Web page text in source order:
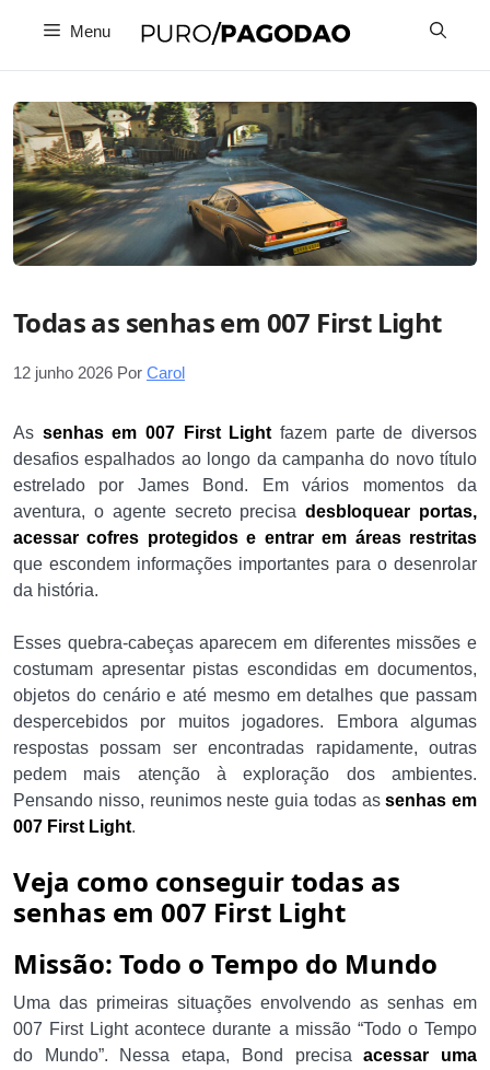
Menu
Todas as senhas em 007 First Light
12 junho 2026 Por Carol
As senhas em 007 First Light fazem parte de diversos
desafios espalhados ao longo da campanha do novo título
estrelado por James Bond. Em vários momentos da
aventura, o agente secreto precisadesbloquear portas,
acessar cofres protegidos e entrar em áreas restritas
que escondem informações importantes para o desenrolar
da história.
Esses quebra-cabeças aparecem em diferentes missões e
costumam apresentar pistas escondidas em documentos,
objetos do cenário e até mesmo em detalhes que passam
despercebidos por muitos jogadores. Embora algumas
respostas possam ser encontradas rapidamente, outras
pedem mais atenção à exploração dos ambientes.
Pensando nisso, reunimos neste guia todas assenhas em
007 First Light.
Veja como conseguir todas as
senhas em 007 First Light
Missão: Todo o Tempo do Mundo
Uma das primeiras situações envolvendo as senhas em
007 First Light acontece durante a missão “Todo o Tempo
do Mundo”. Nessa etapa, Bond precisaacessar uma